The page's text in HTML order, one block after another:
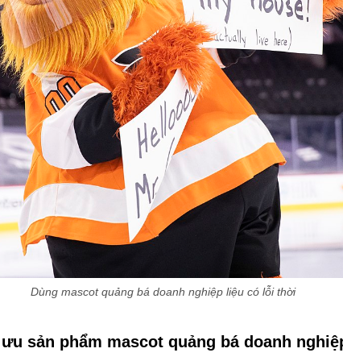
Dùng mascot quảng bá doanh nghiệp liệu có lỗi thời
sản phẩm mascot quảng bá doanh